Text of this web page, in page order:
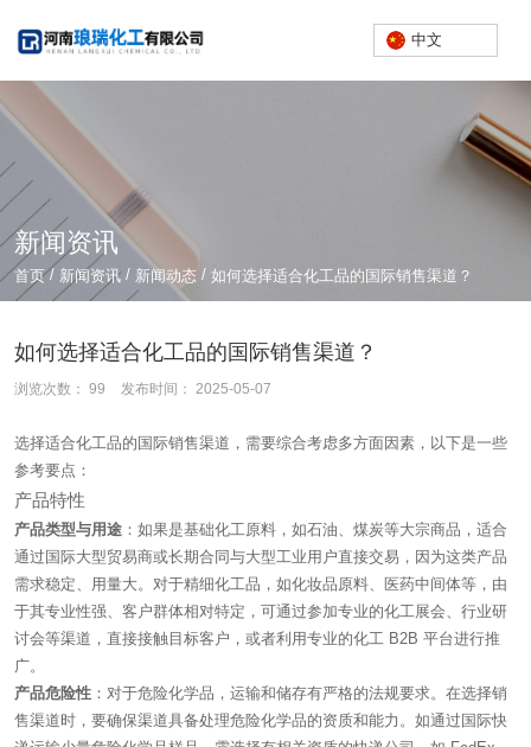
中文
新闻资讯
首页/ 新闻资讯 / 新闻动态 / 如何选择适合化工品的国际销售渠道？
如何选择适合化工品的国际销售渠道？
浏览次数： 99 发布时间： 2025-05-07
选择适合化工品的国际销售渠道，需要综合考虑多方面因素，以下是一些
参考要点：
产品特性
产品类型与用途 ：如果是基础化工原料，如石油、煤炭等大宗商品，适合
通过国际大型贸易商或长期合同与大型工业用户直接交易，因为这类产品
需求稳定、用量大。对于精细化工品，如化妆品原料、医药中间体等，由
于其专业性强、客户群体相对特定，可通过参加专业的化工展会、行业研
讨会等渠道，直接接触目标客户，或者利用专业的化工 B2B 平台进行推
广。
产品危险性 ：对于危险化学品，运输和储存有严格的法规要求。在选择销
售渠道时，要确保渠道具备处理危险化学品的资质和能力。如通过国际快